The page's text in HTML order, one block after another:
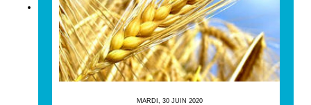
MARDI, 30 JUIN 2020